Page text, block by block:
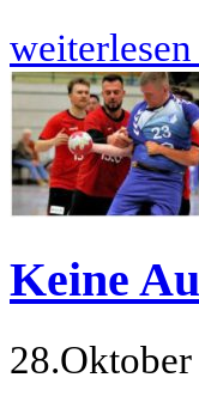
weiterlesen
Keine